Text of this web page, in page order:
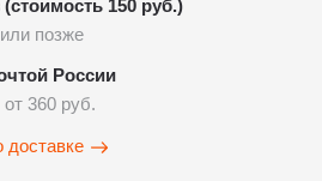
150 руб.)
позже
России
360 руб.
доставке